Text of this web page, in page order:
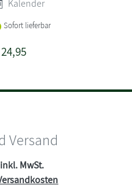
Kalender
Sofort lieferbar
Versand
MwSt.